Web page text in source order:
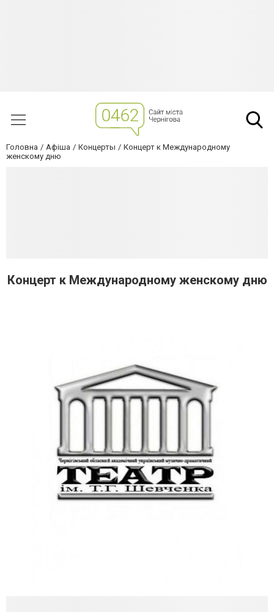
Головна Афіша Концерты
Концерт к Международному
женскому дню
Концерт к Международному женскому дню